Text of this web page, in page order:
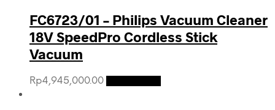
FC6723/01 – Philips Vacuum Cleaner
18V SpeedPro Cordless Stick
Vacuum
Rp4,945,000.00